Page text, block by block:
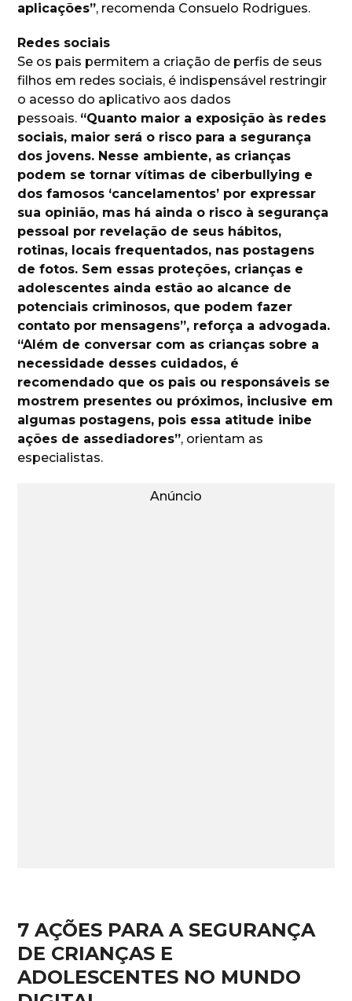
aplicações”, recomenda Consuelo Rodrigues.
Redes sociais
Se os pais permitem a criação de perfis de seus
filhos em redes sociais, é indispensável restringir
o acesso do aplicativo aos dados
pessoais. “Quanto maior a exposição às redes
sociais, maior será o risco para a segurança
dos jovens. Nesse ambiente, as crianças
podem se tornar vítimas de ciberbullying e
dos famosos ‘cancelamentos’ por expressar
sua opinião, mas há ainda o risco à segurança
pessoal por revelação de seus hábitos,
rotinas, locais frequentados, nas postagens
de fotos. Sem essas proteções, crianças e
adolescentes ainda estão ao alcance de
potenciais criminosos, que podem fazer
contato por mensagens”, reforça a advogada.
“Além de conversar com as crianças sobre a
necessidade desses cuidados, é
recomendado que os pais ou responsáveis se
mostrem presentes ou próximos, inclusive em
algumas postagens, pois essa atitude inibe
ações de assediadores”, orientam as
especialistas.
Anúncio
7 AÇÕES PARA A SEGURANÇA
DE CRIANÇAS E
ADOLESCENTES NO MUNDO